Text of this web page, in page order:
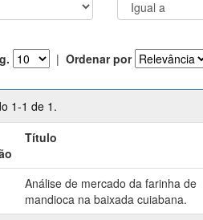
| Ordenar por
1-1 de 1.
Título
Análise de mercado da farinha de
mandioca na baixada cuiabana.